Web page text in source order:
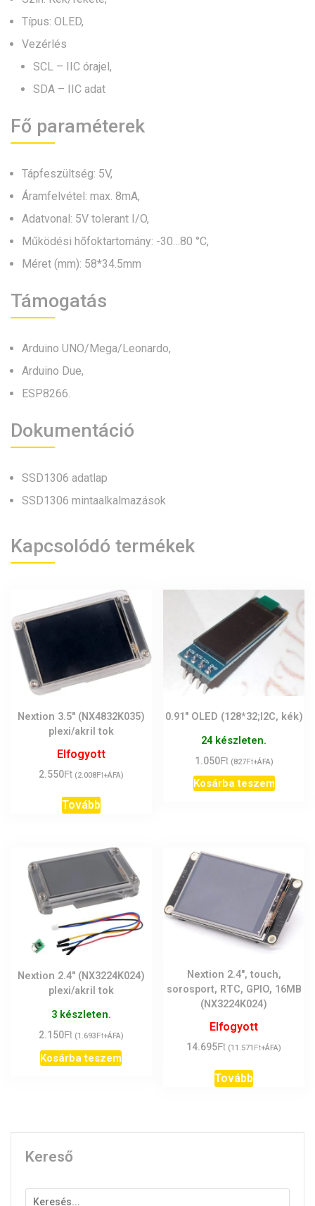
Típus: OLED,
Vezérlés
SCL – IIC órajel,
SDA – IIC adat
Fő paraméterek
Tápfeszültség: 5V,
Áramfelvétel: max. 8mA,
Adatvonal: 5V tolerant I/O,
Működési hőfoktartomány: -30…80 °C,
Méret (mm): 58*34.5mm
Támogatás
Arduino UNO/Mega/Leonardo,
Arduino Due,
ESP8266.
Dokumentáció
SSD1306 adatlap
SSD1306 mintaalkalmazások
Kapcsolódó termékek
Nextion 3.5″ (NX4832K035)
plexi/akril tok
Elfogyott
2.550Ft (2.008Ft+ÁFA)
Tovább
0.91″ OLED (128*32;I2C, kék)
24 készleten.
1.050Ft (827Ft+ÁFA)
Kosárba teszem
Nextion 2.4″ (NX3224K024)
plexi/akril tok
3 készleten.
2.150Ft (1.693Ft+ÁFA)
Kosárba teszem
Nextion 2.4″, touch,
sorosport, RTC, GPIO, 16MB
(NX3224K024)
Elfogyott
14.695Ft (11.571 Ft+ÁFA)
Tovább
Kereső